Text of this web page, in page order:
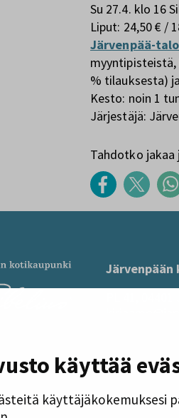
käyttää
käyttäjäkokemuksesi
Su 27.4. klo 16
Liput: 24,50 € /
Järvenpää-
myyntipisteistä,
% tilauksesta)
Kesto: noin 1
Järjestäjä:
Tahdotko jakaa
Järvenpään
ma–to klo
Järvenpää-